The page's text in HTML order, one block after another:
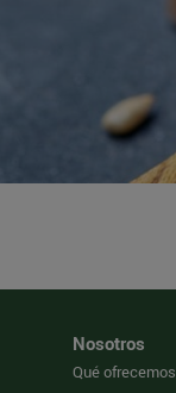
Nosotros
Qué ofrecemos